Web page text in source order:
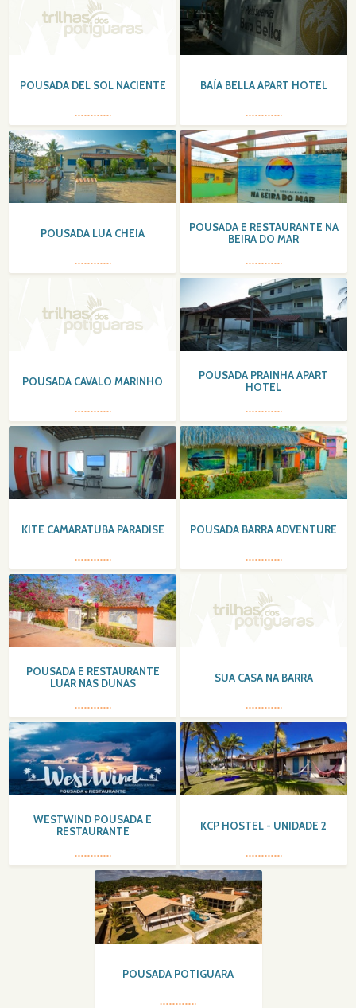
POUSADA DEL SOL NACIENTE BAÍA BELLA APART HOTEL
POUSADA LUA CHEIA
POUSADA E RESTAURANTE NA
BEIRA DO MAR
POUSADA CAVALO MARINHO
POUSADA PRAINHA APART
HOTEL
KITE CAMARATUBA PARADISE POUSADA BARRA ADVENTURE
POUSADA E RESTAURANTE
LUAR NAS DUNAS
SUA CASA NA BARRA
WESTWIND POUSADA E
RESTAURANTE
KCP HOSTEL - UNIDADE 2
POUSADA POTIGUARA